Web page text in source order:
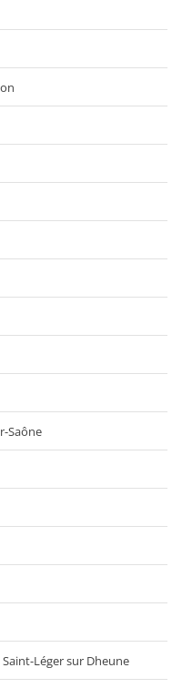
Saône
Léger sur Dheune